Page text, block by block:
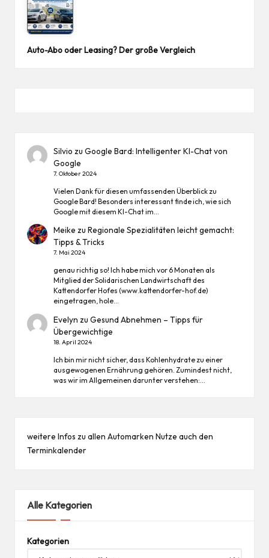
Auto-Abo oder Leasing? Der große Vergleich
Silvio zuGoogle Bard: Intelligenter KI-Chat von
Google
7. Oktober 2024
Vielen Dank für diesen umfassenden Überblick zu
Google Bard! Besonders interessant finde ich, wie sich
Google mit diesem KI-Chat im…
Meike zuRegionale Spezialitäten leicht gemacht:
Tipps & Tricks
7. Mai 2024
genau richtig so! Ich habe mich vor 6 Monaten als
Mitglied der Solidarischen Landwirtschaft des
Kattendorfer Hofes (www.kattendorfer-hof.de)
eingetragen, hole…
Evelyn zuGesund Abnehmen – Tipps für
Übergewichtige
18. April 2024
Ich bin mir nicht sicher, dass Kohlenhydrate zu einer
ausgewogenen Ernährung gehören. Zumindest nicht,
was wir im Allgemeinen darunter verstehen:…
weitere Infos zu allen Automarken Nutze auch den
Terminkalender
Alle Kategorien
Kategorien